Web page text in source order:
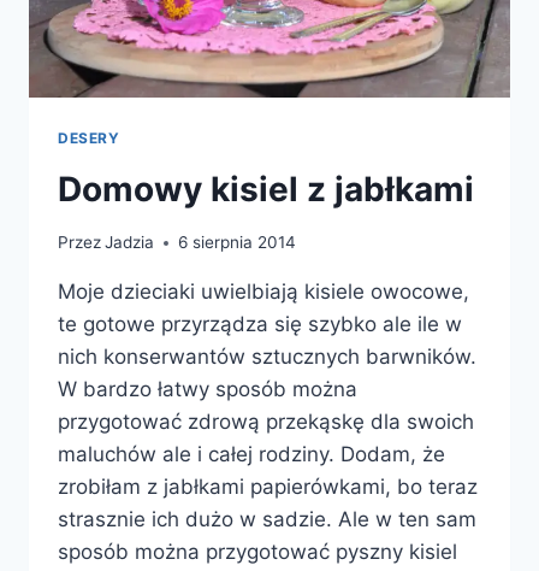
DESERY
Domowy kisiel z jabłkami
PrzezJadzia 6 sierpnia 2014
Moje dzieciaki uwielbiają kisiele owocowe,
te gotowe przyrządza się szybko ale ile w
nich konserwantów sztucznych barwników.
W bardzo łatwy sposób można
przygotować zdrową przekąskę dla swoich
maluchów ale i całej rodziny. Dodam, że
zrobiłam z jabłkami papierówkami, bo teraz
strasznie ich dużo w sadzie. Ale w ten sam
sposób można przygotować pyszny kisiel